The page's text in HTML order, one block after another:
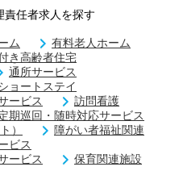
責任者求人を探す
ム
有料老人ホーム
き高齢者住宅
通所サービス
ョートステイ
ービス
訪問看護
期巡回・随時対応サービス
）
障がい者福祉関連
ビス
ービス
保育関連施設